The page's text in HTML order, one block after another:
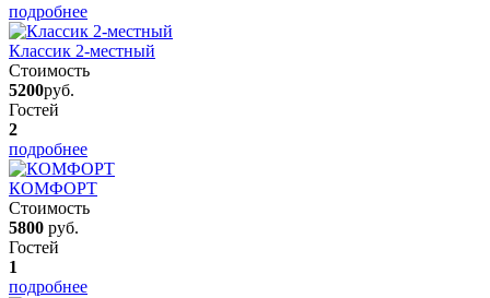
подробнее
Классик 2-местный
Стоимость
5200руб.
Гостей
2
подробнее
КОМФОРТ
Стоимость
5800 руб.
Гостей
1
подробнее